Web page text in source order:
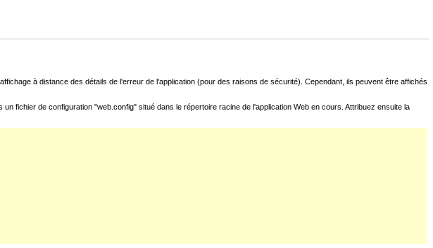
à distance des détails de l'erreur de l'application (pour des raisons de sécurité). Cependant, ils peuvent être affichés
fichier de configuration "web.config" situé dans le répertoire racine de l'application Web en cours. Attribuez ensuite la